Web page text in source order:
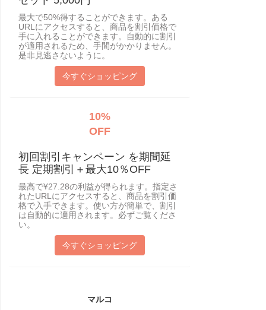
最大で50%得することができます。ある
URLにアクセスすると、商品を割引価格で
手に入れることができます。自動的に割引
が適用されるため、手間がかかりません。
是非見逃さないように。
今すぐショッピング
10%
OFF
初回割引キャンペーン を期間延
長 定期割引＋最大10％OFF
最高で¥27.28の利益が得られます。指定さ
れたURLにアクセスすると、商品を割引価
格で入手できます。使い方が簡単で、割引
は自動的に適用されます。必ずご覧くださ
い。
今すぐショッピング
マルコ